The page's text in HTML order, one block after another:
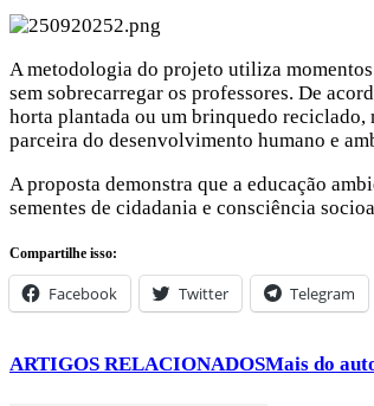
A metodologia do projeto utiliza
sem sobrecarregar os professores. De
horta plantada ou um brinquedo reciclado,
parceira do desenvolvimento humano e
A proposta demonstra que a educação
sementes de cidadania e consciência
Compartilhe isso:
Facebook Twitter Telegram
ARTIGOS RELACIONADOSMais do